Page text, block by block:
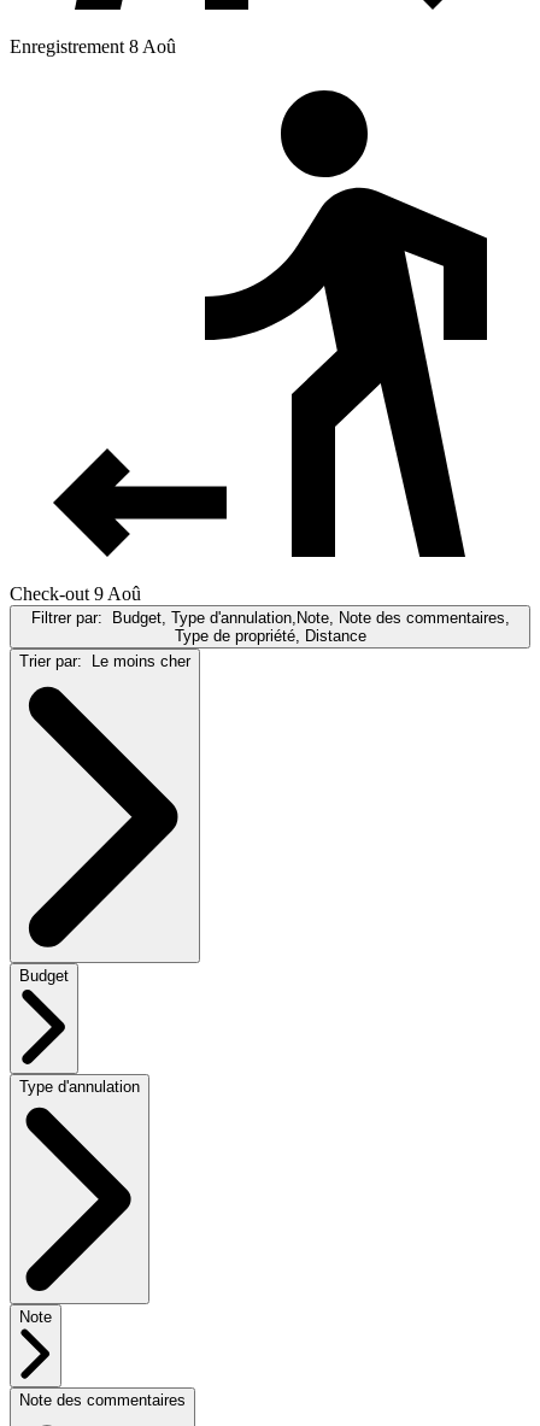
Enregistrement 8 Aoû
Check-out 9 Aoû
Filtrer par:
Budget, Type d'annulation,Note, Note des commentaires,
Type de propriété, Distance
Trier par:
Le moins cher
Budget
Type d'annulation
Note
Note des commentaires